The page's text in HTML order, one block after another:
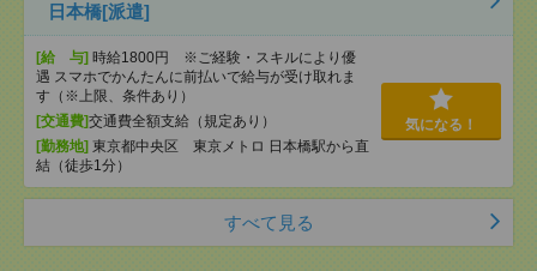
日本橋[派遣]
[給 与] 時給1800円 ※ご経験・スキルにより優
遇 スマホでかんたんに前払いで給与が受け取れま
す（※上限、条件あり）
[交通費]交通費全額支給（規定あり）
[勤務地] 東京都中央区 東京メトロ 日本橋駅から直
結（徒歩1分）
気になる！
すべて見る